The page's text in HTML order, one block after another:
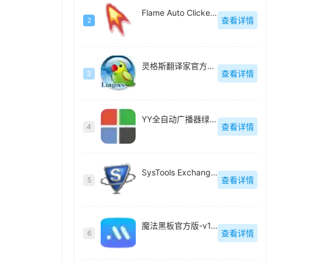
2
Flame Auto Clicker(极简自动点击器)-v1.0
查看详情
3
灵格斯翻译家官方版-v2.9.2
查看详情
4
YY全自动广播器绿色版-v6.1
查看详情
5
SysTools Exchange Export(Exchange电子邮件迁移工具)官方版-v5.0
查看详情
6
魔法黑板官方版-v1.0.3
查看详情